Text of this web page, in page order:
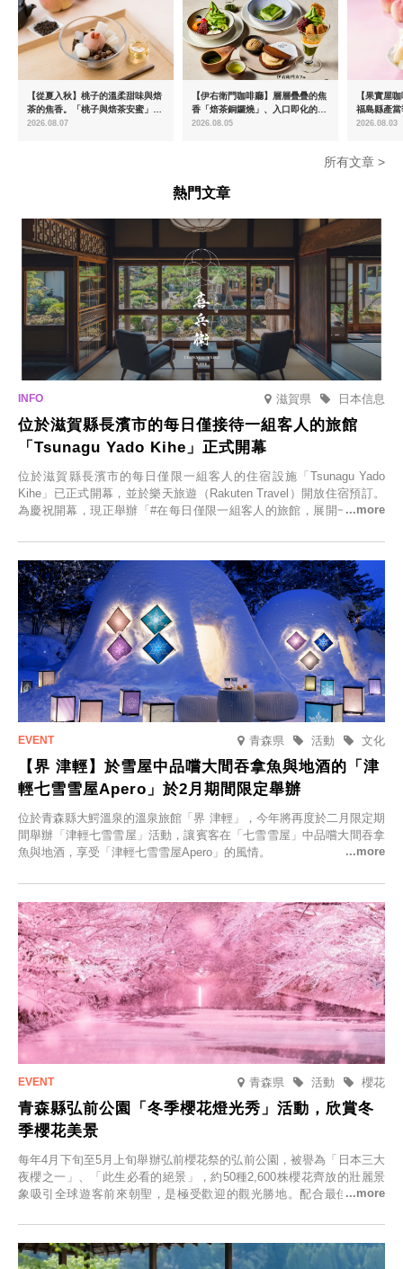
【從夏入秋】桃子的溫柔甜味與焙
茶的焦香。「桃子與焙茶安蜜」將
於8月中旬起限時販售
2026.08.07
【伊右衛門咖啡廳】層層疊疊的焦
香「焙茶銅鑼燒」、入口即化的
「宇治抹茶提拉米蘇」全新登場
2026.08.05
【果實屋
福島縣產
2026.08.03
所有文章 >
熱門文章
滋賀県 日本信息
位於滋賀縣長濱市的每日僅接待一組客人的旅館
「Tsunagu Yado Kihe」正式開幕
位於滋賀縣長濱市的每日僅限一組客人的住宿設施「Tsunagu Yado
Kihe」已正式開幕，並於樂天旅遊（Rakuten Travel）開放住宿預訂。
為慶祝開幕，現正舉辦「#在每日僅限一組客人的旅館，展開一生一次
人的旅館，您才能在此與重要的人共度獨一無二的特別時光。
青森県 文化
活動
【界 津輕】於雪屋中品嚐大間吞拿魚與地酒的「津
輕七雪雪屋Apero」於2月期間限定舉辦
位於青森縣大鰐溫泉的溫泉旅館「界 津輕」，今年將再度於二月限定期
間舉辦「津輕七雪雪屋」活動，讓賓客在「七雪雪屋」中品嚐大間吞拿
魚與地酒，享受「津輕七雪雪屋Apero」的風情。
青森県 櫻花
活動
青森縣弘前公園「冬季櫻花燈光秀」活動，欣賞冬
季櫻花美景
每年4月下旬至5月上旬舉辦弘前櫻花祭的弘前公園，被譽為「日本三大
夜櫻之一」、「此生必看的絕景」，約50種2,600株櫻花齊放的壯麗景
象吸引全球遊客前來朝聖，是極受歡迎的觀光勝地。配合最佳觀雪時
「冬季櫻花燈光秀」。